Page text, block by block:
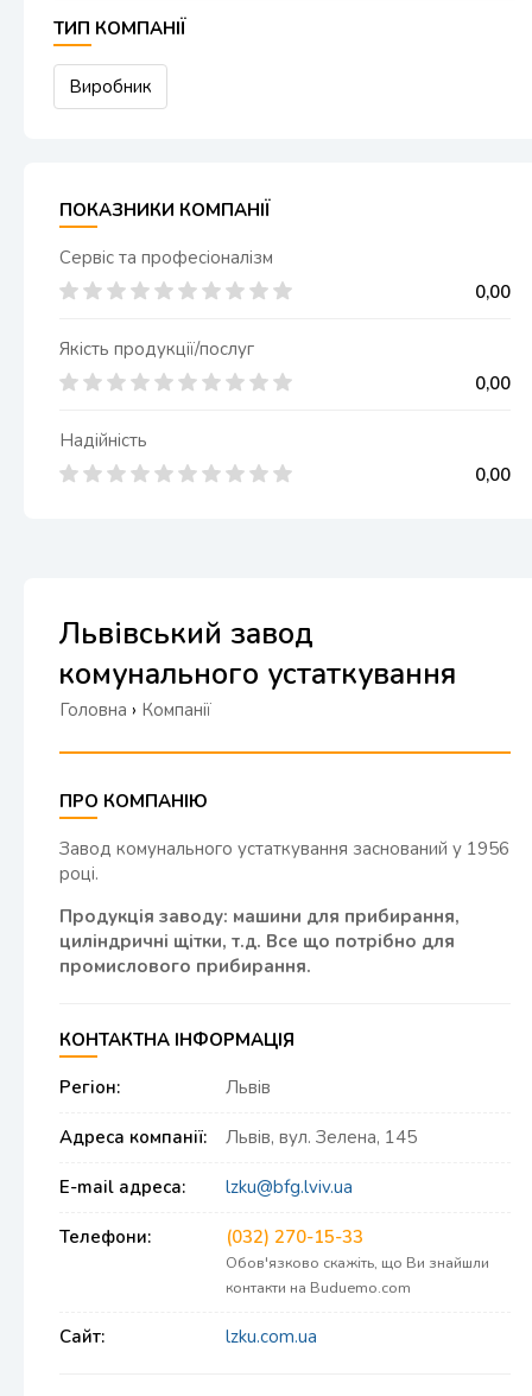
ТИП КОМПАНІЇ
Виробник
ПОКАЗНИКИ КОМПАНІЇ
Сервіс та професіоналізм
0,00
Якість продукції/послуг
0,00
Надійність
0,00
Львівський завод
комунального устаткування
Головна › Компанії
ПРО КОМПАНІЮ
Завод комунального устаткування заснований у 1956
році.
Продукція заводу: машини для прибирання,
циліндричні щітки, т.д. Все що потрібно для
промислового прибирання.
КОНТАКТНА ІНФОРМАЦІЯ
Регіон:
Львів
Адреса компанії: Львів, вул. Зелена, 145
E-mail адреса: lzku@bfg.lviv.ua
Телефони: (032) 270-15-33
Обов'язково скажіть, що Ви знайшли
контакти на Buduemo.com
Сайт: lzku.com.ua